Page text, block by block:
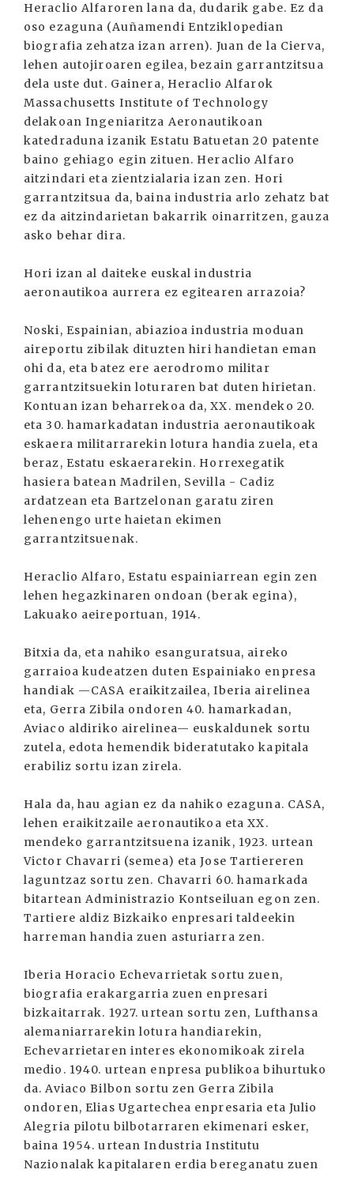
Heraclio Alfaroren lana da, dudarik gabe. Ez da
oso ezaguna (Auñamendi Entziklopedian
biografia zehatza izan arren). Juan de la Cierva,
lehen autojiroaren egilea, bezain garrantzitsua
dela uste dut. Gainera, Heraclio Alfarok
Massachusetts Institute of Technology
delakoan Ingeniaritza Aeronautikoan
katedraduna izanik Estatu Batuetan 20 patente
baino gehiago egin zituen. Heraclio Alfaro
aitzindari eta zientzialaria izan zen. Hori
garrantzitsua da, baina industria arlo zehatz bat
ez da aitzindarietan bakarrik oinarritzen, gauza
asko behar dira.
Hori izan al daiteke euskal industria
aeronautikoa aurrera ez egitearen arrazoia?
Noski, Espainian, abiazioa industria moduan
aireportu zibilak dituzten hiri handietan eman
ohi da, eta batez ere aerodromo militar
garrantzitsuekin loturaren bat duten hirietan.
Kontuan izan beharrekoa da, XX. mendeko 20.
eta 30. hamarkadatan industria aeronautikoak
eskaera militarrarekin lotura handia zuela, eta
beraz, Estatu eskaerarekin. Horrexegatik
hasiera batean Madrilen, Sevilla - Cadiz
ardatzean eta Bartzelonan garatu ziren
lehenengo urte haietan ekimen
garrantzitsuenak.
Heraclio Alfaro, Estatu espainiarrean egin zen
lehen hegazkinaren ondoan (berak egina),
Lakuako aeireportuan, 1914.
Bitxia da, eta nahiko esanguratsua, aireko
garraioa kudeatzen duten Espainiako enpresa
handiak —CASA eraikitzailea, Iberia airelinea
eta, Gerra Zibila ondoren 40. hamarkadan,
Aviaco aldiriko airelinea— euskaldunek sortu
zutela, edota hemendik bideratutako kapitala
erabiliz sortu izan zirela.
Hala da, hau agian ez da nahiko ezaguna. CASA,
lehen eraikitzaile aeronautikoa eta XX.
mendeko garrantzitsuena izanik, 1923. urtean
Victor Chavarri (semea) eta Jose Tartiereren
laguntzaz sortu zen. Chavarri 60. hamarkada
bitartean Administrazio Kontseiluan egon zen.
Tartiere aldiz Bizkaiko enpresari taldeekin
harreman handia zuen asturiarra zen.
Iberia Horacio Echevarrietak sortu zuen,
biografia erakargarria zuen enpresari
bizkaitarrak. 1927. urtean sortu zen, Lufthansa
alemaniarrarekin lotura handiarekin,
Echevarrietaren interes ekonomikoak zirela
medio. 1940. urtean enpresa publikoa bihurtuko
da. Aviaco Bilbon sortu zen Gerra Zibila
ondoren, Elias Ugartechea enpresaria eta Julio
Alegria pilotu bilbotarraren ekimenari esker,
baina 1954. urtean Industria Institutu
Nazionalak kapitalaren erdia bereganatu zuen